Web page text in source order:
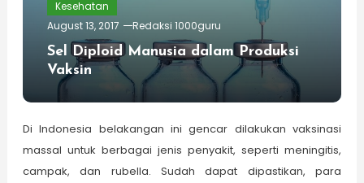
Kesehatan
August 13, 2017
Redaksi 1000guru
Sel Diploid Manusia dalam Produksi
Vaksin
Di Indonesia belakangan ini gencar dilakukan vaksinasi
massal untuk berbagai jenis penyakit, seperti meningitis,
campak, dan rubella. Sudah dapat dipastikan, para